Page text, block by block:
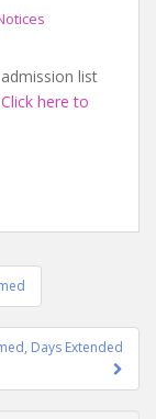
list
Click here to
Days Extended